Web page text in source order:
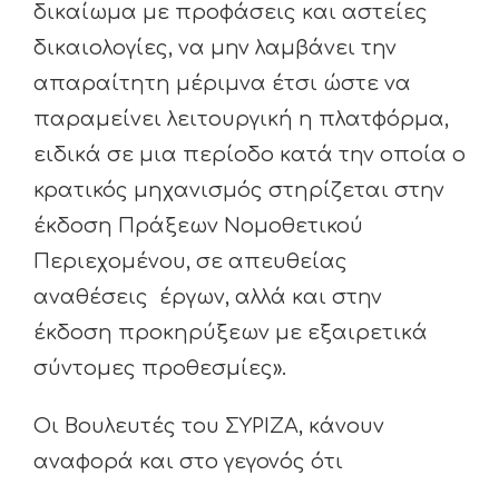
δικαίωμα με προφάσεις και αστείες
δικαιολογίες, να μην λαμβάνει την
απαραίτητη μέριμνα έτσι ώστε να
παραμείνει λειτουργική η πλατφόρμα,
ειδικά σε μια περίοδο κατά την οποία ο
κρατικός μηχανισμός στηρίζεται στην
έκδοση Πράξεων Νομοθετικού
Περιεχομένου, σε απευθείας
αναθέσεις έργων, αλλά και στην
έκδοση προκηρύξεων με εξαιρετικά
σύντομες προθεσμίες».
Οι Βουλευτές του ΣΥΡΙΖΑ, κάνουν
αναφορά και στο γεγονός ότι